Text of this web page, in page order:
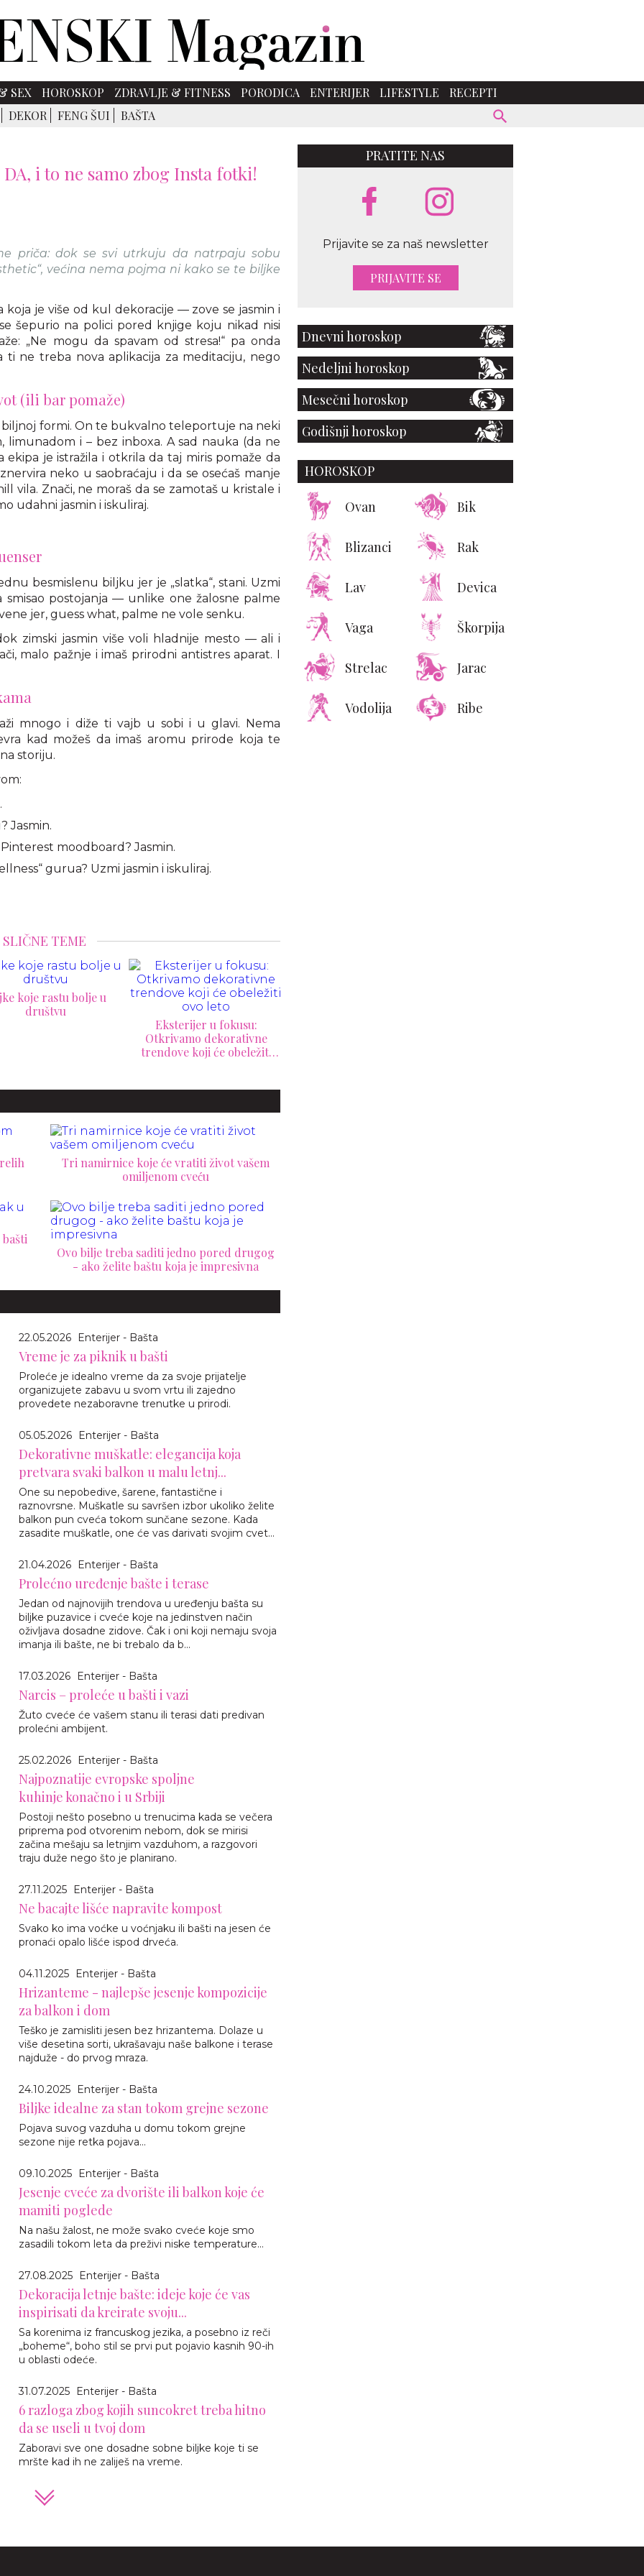
SEX HOROSKOP ZDRAVLJE & FITNESS PORODICA ENTERIJER LIFESTYLE
RECEPTI
DEKOR FENG ŠUI BAŠTA
i to ne samo zbog Insta fotki!
priča: dok se svi utrkuju da natrpaju sobu
većina nema pojma ni kako se te biljke
koja je više od kul dekoracije — zove se jasmin i
šepurio na polici pored knjige koju nikad nisi
„Ne mogu da spavam od stresa!“ pa onda
ne treba nova aplikacija za meditaciju, nego
(ili bar pomaže)
biljnoj formi. On te bukvalno teleportuje na neki
limunadom i – bez inboxa. A sad nauka (da ne
je istražila i otkrila da taj miris pomaže da
neko u saobraćaju i da se osećaš manje
vila. Znači, ne moraš da se zamotaš u kristale i
udahni jasmin i iskuliraj.
besmislenu biljku jer je „slatka“, stani. Uzmi
smisao postojanja — unlike one žalosne palme
jer, guess what, palme ne vole senku.
zimski jasmin više voli hladnije mesto — ali i
malo pažnje i imaš prirodni antistres aparat. I
mnogo i diže ti vajb u sobi i u glavi. Nema
kad možeš da imaš aromu prirode koja te
storiju.
Jasmin.
moodboard? Jasmin.
gurua? Uzmi jasmin i iskuliraj.
SLIČNE TEME
Cimet u saksiji sa zlatnom
puzavicom? Baštovani
posipate
Tri namirnice koje će vratiti život vašem
omiljenom cveću
Ovo bilje treba saditi jedno pored drugog
- ako želite baštu koja je impresivna
22.05.2026 Enterijer - Bašta
Vreme je za piknik u bašti
Proleće je idealno vreme da za svoje prijatelje
organizujete zabavu u svom vrtu ili zajedno
provedete nezaboravne trenutke u prirodi.
05.05.2026 Enterijer - Bašta
Dekorativne muškatle: elegancija koja
pretvara svaki balkon u malu letnj...
One su nepobedive, šarene, fantastične i
raznovrsne. Muškatle su savršen izbor ukoliko želite
balkon pun cveća tokom sunčane sezone. Kada
zasadite muškatle, one će vas darivati svojim cvet...
21.04.2026 Enterijer - Bašta
Prolećno uređenje bašte i terase
Jedan od najnovijih trendova u uređenju bašta su
biljke puzavice i cveće koje na jedinstven način
oživljava dosadne zidove. Čak i oni koji nemaju svoja
imanja ili bašte, ne bi trebalo da b...
17.03.2026 Enterijer - Bašta
Narcis – proleće u bašti i vazi
Žuto cveće će vašem stanu ili terasi dati predivan
prolećni ambijent.
25.02.2026 Enterijer - Bašta
Najpoznatije evropske spoljne
kuhinje konačno i u Srbiji
Postoji nešto posebno u trenucima kada se večera
priprema pod otvorenim nebom, dok se mirisi
začina mešaju sa letnjim vazduhom, a razgovori
traju duže nego što je planirano.
27.11.2025 Enterijer - Bašta
Ne bacajte lišće napravite kompost
Svako ko ima voćke u voćnjaku ili bašti na jesen će
pronaći opalo lišće ispod drveća.
04.11.2025 Enterijer - Bašta
Hrizanteme - najlepše jesenje kompozicije
za balkon i dom
Teško je zamisliti jesen bez hrizantema. Dolaze u
više desetina sorti, ukrašavaju naše balkone i terase
najduže - do prvog mraza.
24.10.2025 Enterijer - Bašta
Biljke idealne za stan tokom grejne sezone
Pojava suvog vazduha u domu tokom grejne
sezone nije retka pojava...
09.10.2025 Enterijer - Bašta
Jesenje cveće za dvorište ili balkon koje će
mamiti poglede
Na našu žalost, ne može svako cveće koje smo
zasadili tokom leta da preživi niske temperature...
27.08.2025 Enterijer - Bašta
Dekoracija letnje bašte: ideje koje će vas
inspirisati da kreirate svoju...
Sa korenima iz francuskog jezika, a posebno iz reči
„boheme“, boho stil se prvi put pojavio kasnih 90-ih
u oblasti odeće.
31.07.2025 Enterijer - Bašta
6 razloga zbog kojih suncokret treba hitno
da se useli u tvoj dom
Zaboravi sve one dosadne sobne biljke koje ti se
mršte kad ih ne zaliješ na vreme.
PRATITE NAS
Prijavite se za naš newsletter
PRIJAVITE SE
Dnevni horoskop
Nedeljni horoskop
Mesečni horoskop
Godišnji horoskop
HOROSKOP
Ovan Bik
Blizanci Rak
Lav Devica
Vaga Škorpija
Strelac Jarac
Vodolija Ribe